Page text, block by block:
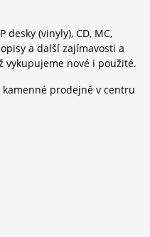
desky (vinyly), CD, MC,
a další zajímavosti a
vykupujeme nové i použité.
kamenné prodejně v centru